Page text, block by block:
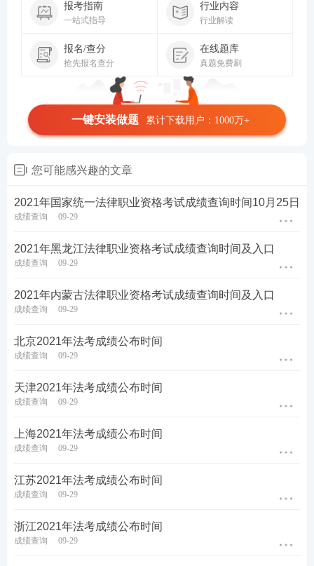
报考指南
一站式指导
行业内容
行业解读
报名/查分
抢先报名查分
在线题库
真题免费刷
一键安装做题 累计下载用户：1000万+
您可能感兴趣的文章
2021年国家统一法律职业资格考试成绩查询时间10月25日
成绩查询 09-29
2021年黑龙江法律职业资格考试成绩查询时间及入口
成绩查询 09-29
2021年内蒙古法律职业资格考试成绩查询时间及入口
成绩查询 09-29
北京2021年法考成绩公布时间
成绩查询 09-29
天津2021年法考成绩公布时间
成绩查询 09-29
上海2021年法考成绩公布时间
成绩查询 09-29
江苏2021年法考成绩公布时间
成绩查询 09-29
浙江2021年法考成绩公布时间
成绩查询 09-29